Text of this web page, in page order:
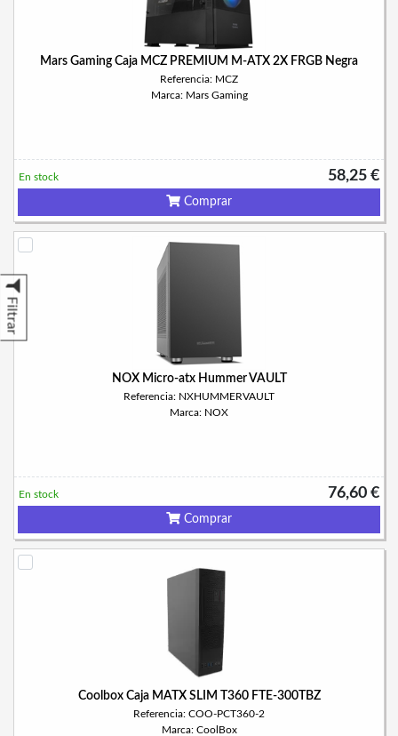
Filtrar
Mars Gaming Caja MCZ PREMIUM M-ATX 2X FRGB Negra
Referencia: MCZ
Marca: Mars Gaming
58,25 €
En stock
Comprar
NOX Micro-atx Hummer VAULT
Referencia: NXHUMMERVAULT
Marca: NOX
76,60 €
En stock
Comprar
Coolbox Caja MATX SLIM T360 FTE-300TBZ
Referencia: COO-PCT360-2
Marca: CoolBox